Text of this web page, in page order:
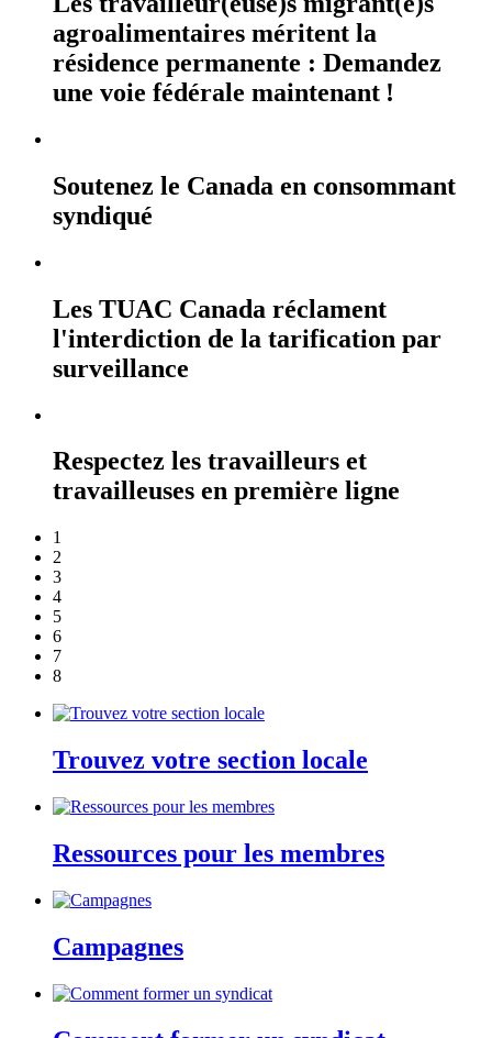
agroalimentaires méritent la
résidence permanente : Demandez
une voie fédérale maintenant !
Soutenez le Canada en consommant
syndiqué
Les TUAC Canada réclament
l'interdiction de la tarification par
surveillance
Respectez les travailleurs et
travailleuses en première ligne
1
2
3
4
5
6
7
8
Trouvez votre section locale
Ressources pour les membres
Campagnes